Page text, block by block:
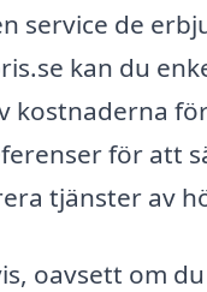
service de
kan du
kostnaderna
för att
tjänster av
oavsett om